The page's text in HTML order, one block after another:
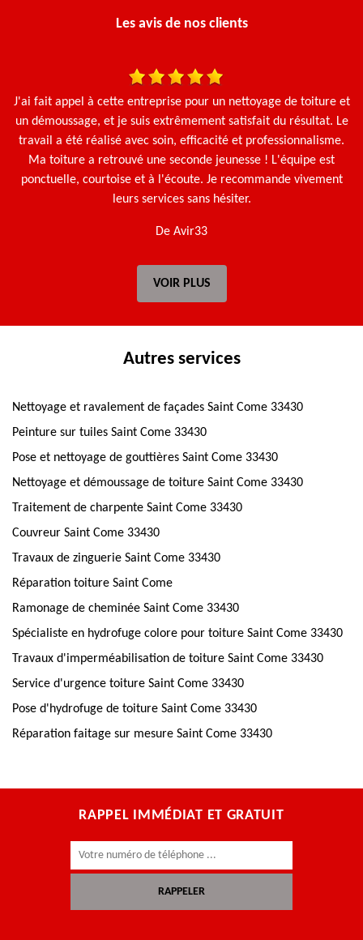
Les avis de nos clients
J'ai fait appel à cette entreprise pour un nettoyage de toiture et
un démoussage, et je suis extrêmement satisfait du résultat. Le
travail a été réalisé avec soin, efficacité et professionnalisme.
Ma toiture a retrouvé une seconde jeunesse ! L'équipe est
ponctuelle, courtoise et à l'écoute. Je recommande vivement
leurs services sans hésiter.
De Avir33
VOIR PLUS
Autres services
Nettoyage et ravalement de façades Saint Come 33430
Peinture sur tuiles Saint Come 33430
Pose et nettoyage de gouttières Saint Come 33430
Nettoyage et démoussage de toiture Saint Come 33430
Traitement de charpente Saint Come 33430
Couvreur Saint Come 33430
Travaux de zinguerie Saint Come 33430
Réparation toiture Saint Come
Ramonage de cheminée Saint Come 33430
Spécialiste en hydrofuge colore pour toiture Saint Come 33430
Travaux d'imperméabilisation de toiture Saint Come 33430
Service d'urgence toiture Saint Come 33430
Pose d'hydrofuge de toiture Saint Come 33430
Réparation faitage sur mesure Saint Come 33430
RAPPEL IMMÉDIAT ET GRATUIT